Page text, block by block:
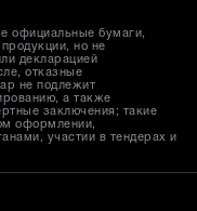
официальные бумаги,
но не
декларацией
отказные
не подлежит
а также
заключения; такие
оформлении,
участии в тендерах и